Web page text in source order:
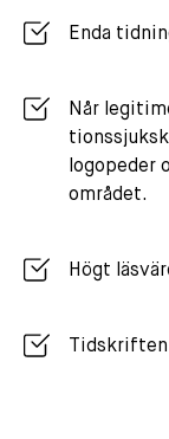
Enda
Når
logopeder
området.
Högt